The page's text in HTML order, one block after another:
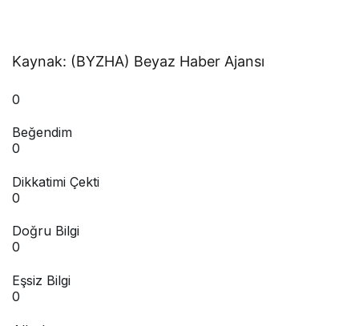
Kaynak: (BYZHA) Beyaz Haber Ajansı
0
Beğendim
0
Dikkatimi Çekti
0
Doğru Bilgi
0
Eşsiz Bilgi
0